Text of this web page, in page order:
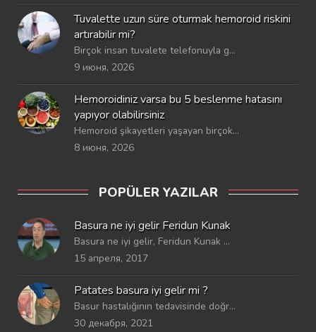
Tuvalette uzun süre oturmak hemoroid riskini
artırabilir mi?
Birçok insan tuvalete telefonuyla g...
9 июня, 2026
Hemoroidiniz varsa bu 5 beslenme hatasını
yapıyor olabilirsiniz
Hemoroid şikayetleri yaşayan birçok...
8 июня, 2026
POPÜLER YAZILAR
Basura ne iyi gelir Feridun Kunak
Basura ne iyi gelir, Feridun Kunak ...
15 апреля, 2017
Patates basura iyi gelir mi ?
Basur hastalığının tedavisinde doğr...
30 декабря, 2021